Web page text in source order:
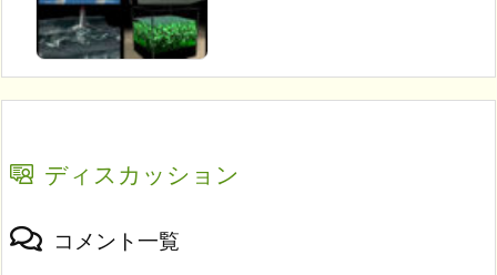
ディスカッション
コメント一覧